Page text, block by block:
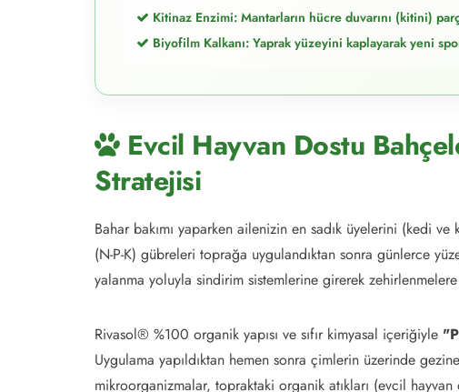
Kitinaz Enzimi: Mantarların hücre duvarını (kitini)
Biyofilm Kalkanı: Yaprak yüzeyini kaplayarak yeni
Evcil Hayvan Dostu
Stratejisi
Bahar bakımı yaparken ailenizin en sadık üyelerini (kedi
(N-P-K) gübreleri toprağa uygulandıktan sonra günlerce
yalanma yoluyla sindirim sistemlerine girerek
Rivasol® %100 organik yapısı ve sıfır kimyasal içeriğiyle
Uygulama yapıldıktan hemen sonra çimlerin üzerinde
mikroorganizmalar, topraktaki organik atıkları (evcil hayvan